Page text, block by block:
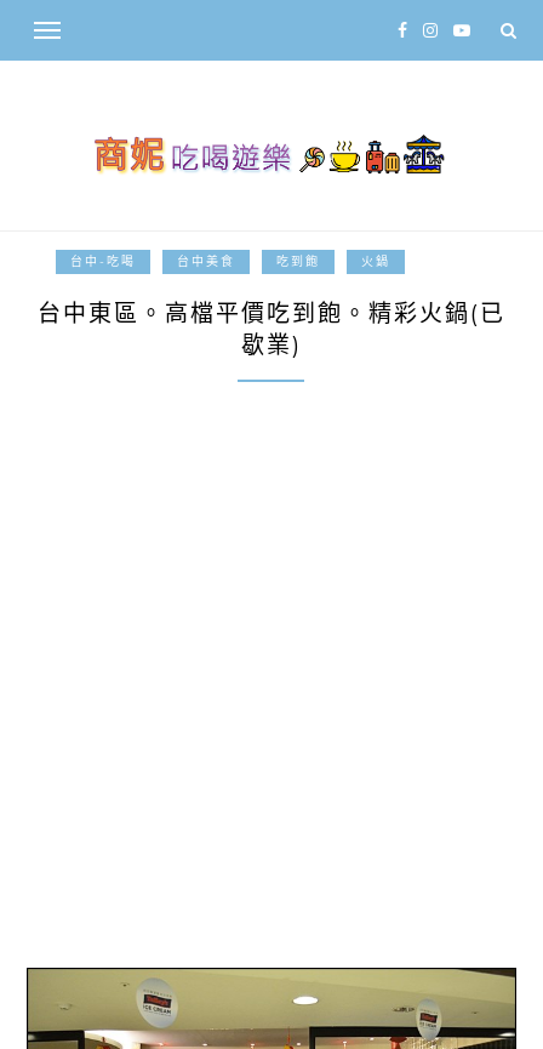
台中-吃喝 台中美食 吃到飽 火鍋
台中東區。高檔平價吃到飽。精彩火鍋(已
歇業)